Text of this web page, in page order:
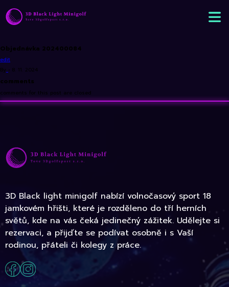
Objednávka 202400084
edit
By • 8. 11. 2024
comments
comments for this post are closed
3D Black light minigolf nabízí volnočasový sport 18
jamkovém hřišti, které je rozděleno do tří herních
světů, kde na vás čeká jedinečný zážitek. Udělejte si
rezervaci, a přijďte se podívat osobně i s Vaší
rodinou, přáteli či kolegy z práce.